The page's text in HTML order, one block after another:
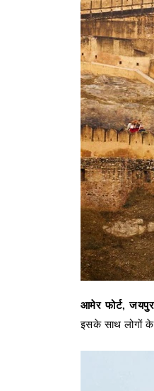
आमेर फोर्ट,
इसके साथ लोगों के